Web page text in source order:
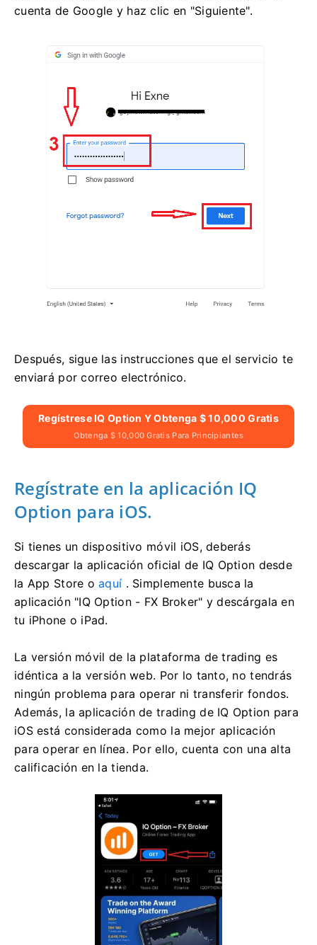
cuenta de Google y haz clic en "Siguiente".
Después, sigue las instrucciones que el servicio te
enviará por correo electrónico.
Regístrese IQ Option Y Obtenga $ 10,000 Gratis
Obtenga $ 10,000 Gratis Para Principiantes
Regístrate en la aplicación IQ
Option para iOS.
Si tienes un dispositivo móvil iOS, deberás
descargar la aplicación oficial de IQ Option desde
la App Store oaquí . Simplemente busca la
aplicación "IQ Option - FX Broker" y descárgala en
tu iPhone o iPad.
La versión móvil de la plataforma de trading es
idéntica a la versión web. Por lo tanto, no tendrás
ningún problema para operar ni transferir fondos.
Además, la aplicación de trading de IQ Option para
iOS está considerada como la mejor aplicación
para operar en línea. Por ello, cuenta con una alta
calificación en la tienda.